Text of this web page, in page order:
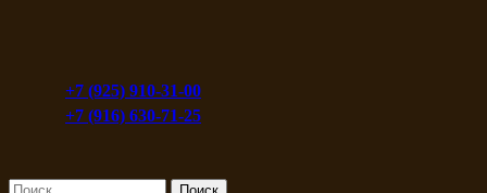
+7 (925) 910-31-00
+7 (916) 630-71-25